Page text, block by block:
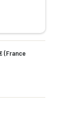
(France